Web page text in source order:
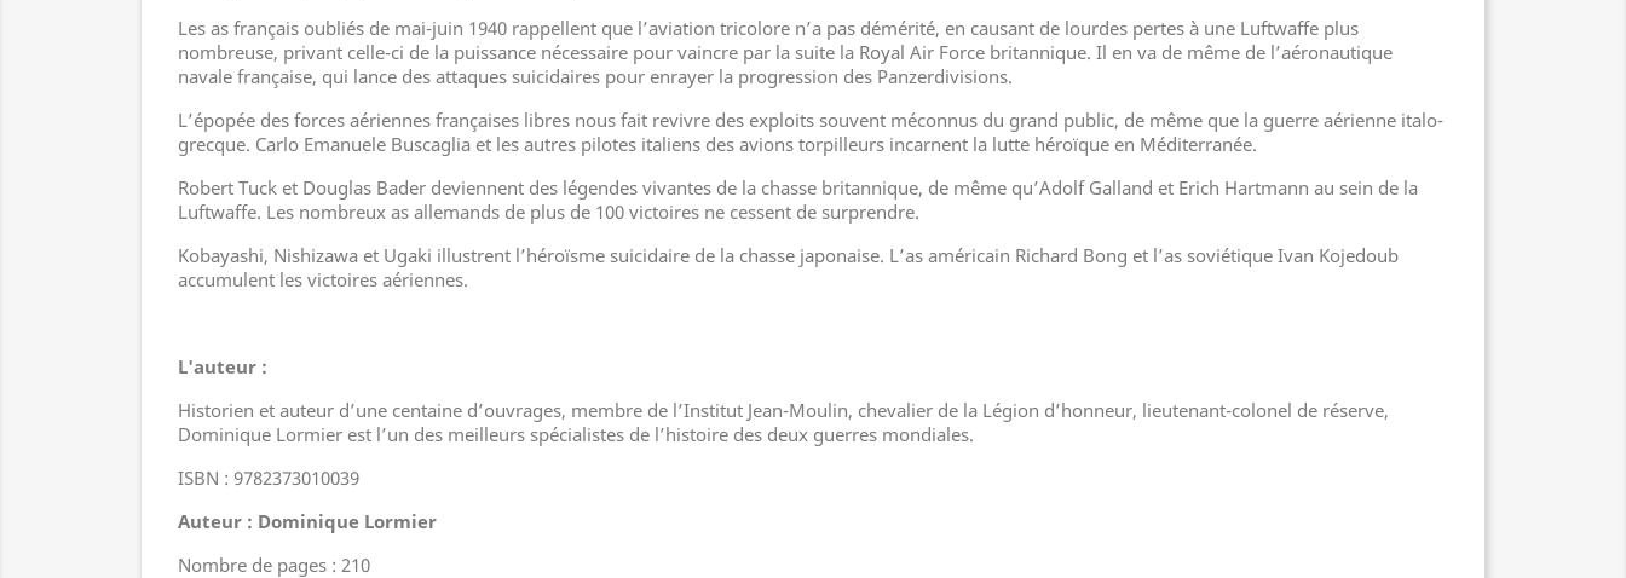
Les as français oubliés de mai-juin 1940 rappellent que l’aviation tricolore n’a pas démérité, en causant de lourdes pertes à une Luftwaffe plus
nombreuse, privant celle-ci de la puissance nécessaire pour vaincre par la suite la Royal Air Force britannique. Il en va de même de l’aéronautique
navale française, qui lance des attaques suicidaires pour enrayer la progression des Panzerdivisions.
L’épopée des forces aériennes françaises libres nous fait revivre des exploits souvent méconnus du grand public, de même que la guerre aérienne italo-
grecque. Carlo Emanuele Buscaglia et les autres pilotes italiens des avions torpilleurs incarnent la lutte héroïque en Méditerranée.
Robert Tuck et Douglas Bader deviennent des légendes vivantes de la chasse britannique, de même qu’Adolf Galland et Erich Hartmann au sein de la
Luftwaffe. Les nombreux as allemands de plus de 100 victoires ne cessent de surprendre.
Kobayashi, Nishizawa et Ugaki illustrent l’héroïsme suicidaire de la chasse japonaise. L’as américain Richard Bong et l’as soviétique Ivan Kojedoub
accumulent les victoires aériennes.
L'auteur :
Historien et auteur d’une centaine d’ouvrages, membre de l’Institut Jean-Moulin, chevalier de la Légion d’honneur, lieutenant-colonel de réserve,
Dominique Lormier est l’un des meilleurs spécialistes de l’histoire des deux guerres mondiales.
ISBN : 9782373010039
Auteur : Dominique Lormier
Nombre de pages : 210